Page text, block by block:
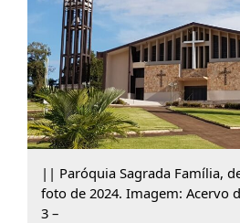
|| Paróquia Sagrada Família,
foto de 2024. Imagem: Acervo
3 –